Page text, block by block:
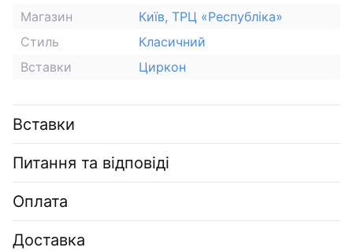
Магазин
Київ, ТРЦ «Республіка»
Стиль
Класичний
Вставки
Циркон
Вставки
Питання та відповіді
Оплата
Доставка